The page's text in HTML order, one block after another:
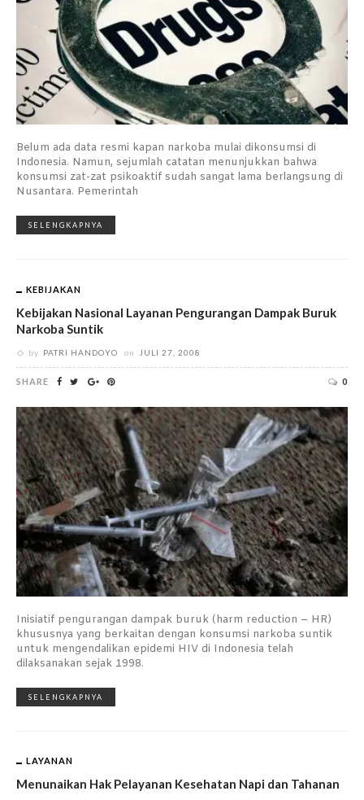
Belum ada data resmi kapan narkoba mulai dikonsumsi di
Indonesia. Namun, sejumlah catatan menunjukkan bahwa
konsumsi zat-zat psikoaktif sudah sangat lama berlangsung di
Nusantara. Pemerintah
SELENGKAPNYA
KEBIJAKAN
Kebijakan Nasional Layanan Pengurangan Dampak Buruk
Narkoba Suntik
by PATRI HANDOYO on JULI 27, 2008
SHARE 0
Inisiatif pengurangan dampak buruk (harm reduction – HR)
khususnya yang berkaitan dengan konsumsi narkoba suntik
untuk mengendalikan epidemi HIV di Indonesia telah
dilaksanakan sejak 1998.
SELENGKAPNYA
LAYANAN
Menunaikan Hak Pelayanan Kesehatan Napi dan Tahanan